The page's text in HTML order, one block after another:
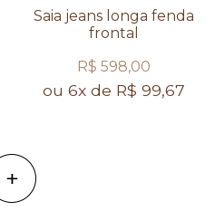
Saia jeans longa fenda
frontal
R$ 598,00
ou 6x de R$ 99,67